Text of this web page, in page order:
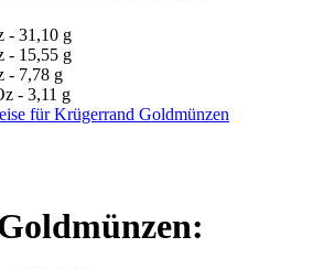
- 31,10 g
- 15,55 g
- 7,78 g
- 3,11 g
für Krügerrand Goldmünzen